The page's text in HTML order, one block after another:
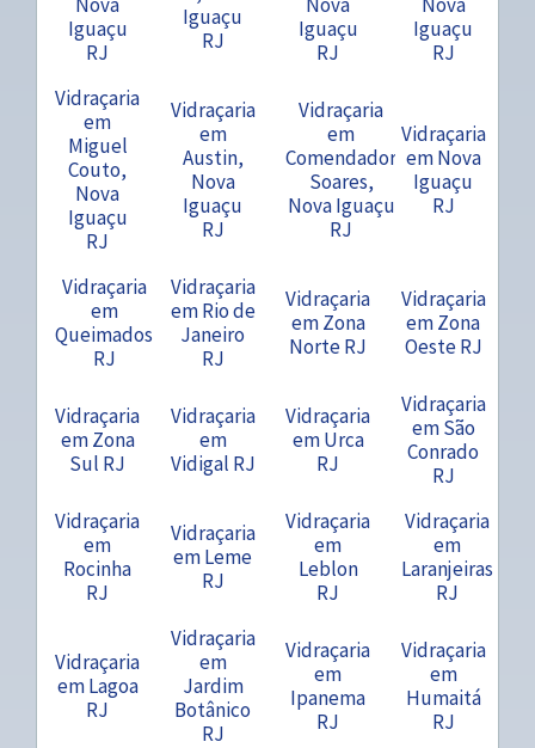
Iguaçu
RJ
Iguaçu
RJ
Iguaçu
RJ
Iguaçu
RJ
Vidraçaria
em
Miguel
Couto,
Nova
Iguaçu
RJ
Vidraçaria
em
Austin,
Nova
Iguaçu
RJ
Vidraçaria
em
Comendador
Soares,
Nova Iguaçu
RJ
Vidraçaria
em Nova
Iguaçu
RJ
Vidraçaria
em
Queimados
RJ
Vidraçaria
em Rio de
Janeiro
RJ
Vidraçaria
em Zona
Norte RJ
Vidraçaria
em Zona
Oeste RJ
Vidraçaria
em Zona
Sul RJ
Vidraçaria
em
Vidigal RJ
Vidraçaria
em Urca
RJ
Vidraçaria
em São
Conrado
RJ
Vidraçaria
em
Rocinha
RJ
Vidraçaria
em Leme
RJ
Vidraçaria
em
Leblon
RJ
Vidraçaria
em
Laranjeiras
RJ
Vidraçaria
em Lagoa
RJ
Vidraçaria
em
Jardim
Botânico
RJ
Vidraçaria
em
Ipanema
RJ
Vidraçaria
em
Humaitá
RJ